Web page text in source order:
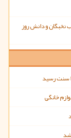
نخبگان و دانش روز
خانگی
شد